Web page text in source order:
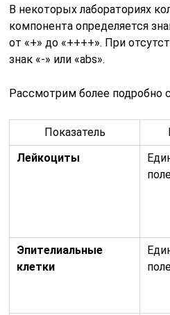
В некоторых лабораториях
компонента определяется
от «+» до «++++». При
знак «-» или «abs».
Рассмотрим более подробно
Показатель
Лейкоциты
Эпителиальные
клетки